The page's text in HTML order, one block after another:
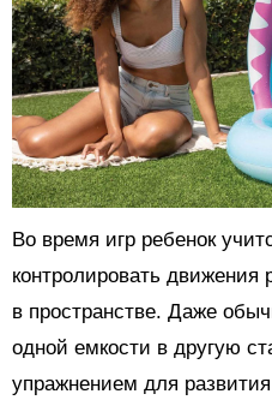
Во время игр ребенок
контролировать движения
в пространстве. Даже
одной емкости в другую
упражнением для